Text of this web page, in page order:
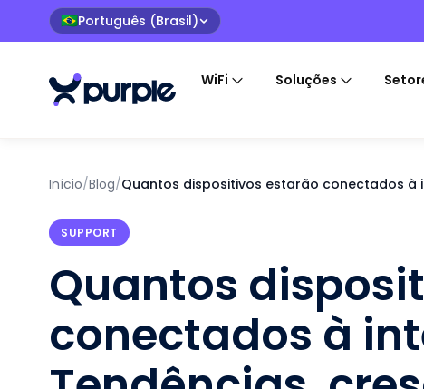
🇧🇷Português (Brasil)
WiFi Soluções
Início/Blog/Quantos dispositivos estarão conectados à
SUPPORT
Quantos
conectados à